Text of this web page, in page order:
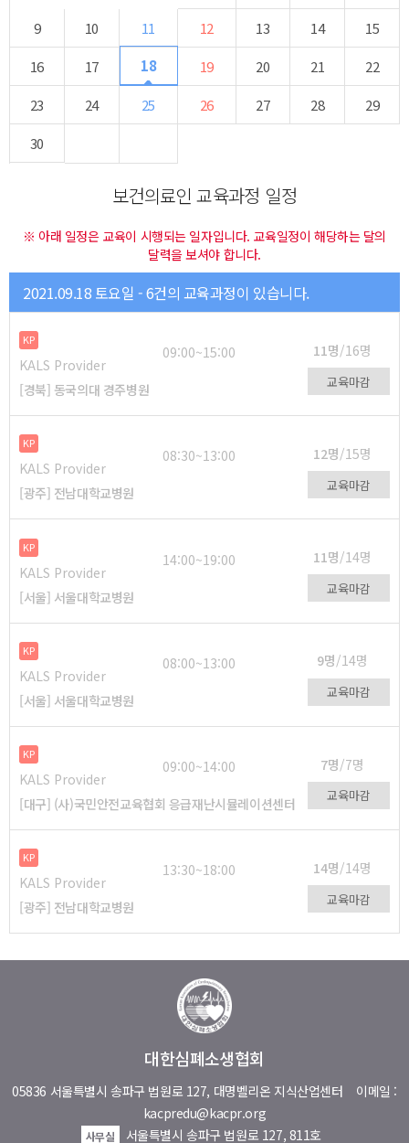
9
10 11 12 13 14
15
16
17 18 19 20 21
22
23
24 25 26 27 28
29
30
보건의료인 교육과정 일정
※ 아래 일정은 교육이 시행되는 일자입니다. 교육일정이 해당하는 달의
달력을 보셔야 합니다.
2021.09.18 토요일 - 6건의 교육과정이 있습니다.
KP
KALS Provider
09:00~15:00 11명/16명
[경북] 동국의대 경주병원 교육마감
KP
KALS Provider
08:30~13:00 12명/15명
[광주] 전남대학교병원 교육마감
KP
KALS Provider
14:00~19:00 11명/14명
[서울] 서울대학교병원 교육마감
KP
KALS Provider
08:00~13:00 9명/14명
[서울] 서울대학교병원 교육마감
KP
KALS Provider
09:00~14:00 7명/7명
[대구] (사)국민안전교육협회 응급재난시뮬레이션센터 교육마감
KP
KALS Provider
13:30~18:00 14명/14명
[광주] 전남대학교병원 교육마감
대한심폐소생협회
05836 서울특별시 송파구 법원로 127, 대명벨리온 지식산업센터 이메일 :
kacpredu@kacpr.org
사무실 서울특별시 송파구 법원로 127, 811호